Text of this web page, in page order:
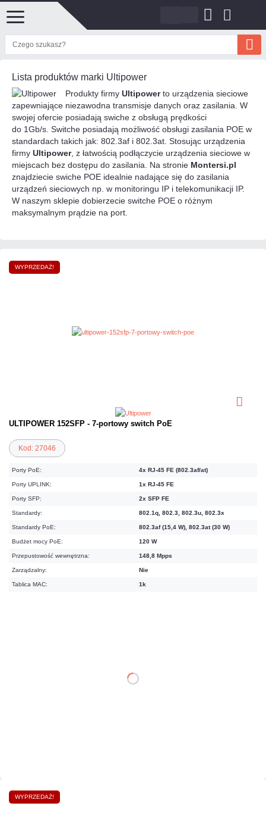
Lista produktów marki Ultipower
Produkty firmy Ultipowerto urządzenia sieciowe
zapewniające niezawodna transmisje danych oraz zasilania. W
swojej ofercie posiadają swiche z obsługą prędkości
do 1Gb/s. Switche posiadają możliwość obsługi zasilania POE w
standardach takich jak: 802.3af i 802.3at. Stosując urządzenia
firmy Ultipower, z łatwością podłączycie urządzenia sieciowe w
miejscach bez dostępu do zasilania. Na stronie Montersi.pl
znajdziecie swiche POE idealnie nadające się do zasilania
urządzeń sieciowych np. w monitoringu IP i telekomunikacji IP.
W naszym sklepie dobierzecie switche POE o różnym
maksymalnym prądzie na port.
WYPRZEDAŻ!
ULTIPOWER 152SFP - 7-portowy switch PoE
Kod: 27046
Porty PoE: 4x RJ-45 FE (802.3af/at)
Porty UPLINK: 1x RJ-45 FE
Porty SFP: 2x SFP FE
Standardy: 802.1q, 802.3, 802.3u, 802.3x
Standardy PoE: 802.3af (15,4 W), 802.3at (30 W)
Budżet mocy PoE: 120 W
Przepustowość wewnętrzna: 148,8 Mpps
Zarządzalny: Nie
Tablica MAC: 1k
DO KOSZYKA
WYPRZEDAŻ!